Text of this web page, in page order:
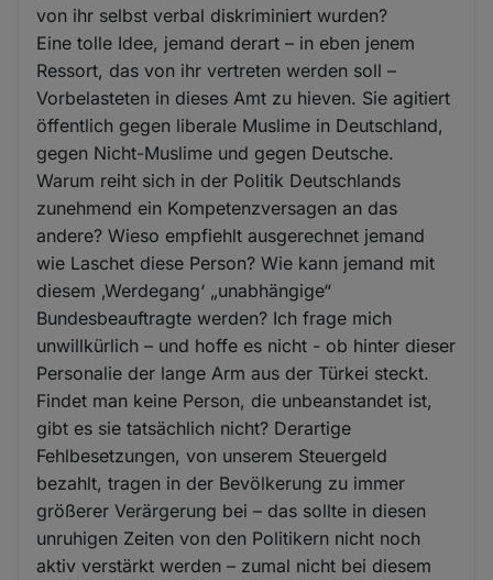
von ihr selbst verbal diskriminiert wurden?
Eine tolle Idee, jemand derart – in eben jenem
Ressort, das von ihr vertreten werden soll –
Vorbelasteten in dieses Amt zu hieven. Sie agitiert
öffentlich gegen liberale Muslime in Deutschland,
gegen Nicht-Muslime und gegen Deutsche.
Warum reiht sich in der Politik Deutschlands
zunehmend ein Kompetenzversagen an das
andere? Wieso empfiehlt ausgerechnet jemand
wie Laschet diese Person? Wie kann jemand mit
diesem ‚Werdegang‘ „unabhängige“
Bundesbeauftragte werden? Ich frage mich
unwillkürlich – und hoffe es nicht - ob hinter dieser
Personalie der lange Arm aus der Türkei steckt.
Findet man keine Person, die unbeanstandet ist,
gibt es sie tatsächlich nicht? Derartige
Fehlbesetzungen, von unserem Steuergeld
bezahlt, tragen in der Bevölkerung zu immer
größerer Verärgerung bei – das sollte in diesen
unruhigen Zeiten von den Politikern nicht noch
aktiv verstärkt werden – zumal nicht bei diesem